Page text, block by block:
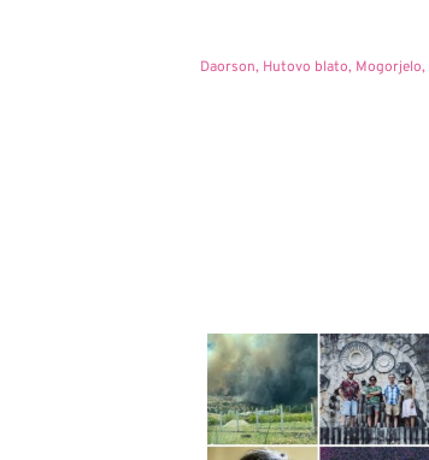
Daorson, Hutovo blato, Mogorjelo,